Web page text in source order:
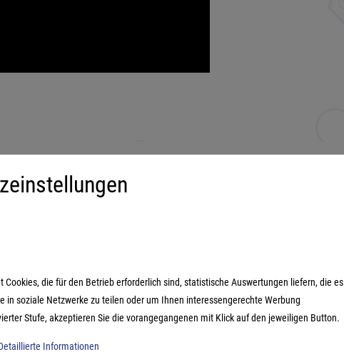
Spiele
Datenschutzerklärung
Cookies, die für den Betrieb erforderlich sind, statistische Auswertungen liefern, die es
in soziale Netzwerke zu teilen oder um Ihnen interessengerechte Werbung
Stufe, akzeptieren Sie die vorangegangenen mit Klick auf den jeweiligen Button.
Informationen